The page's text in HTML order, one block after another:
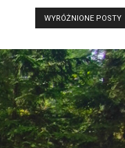
WYRÓŻNIONE POSTY